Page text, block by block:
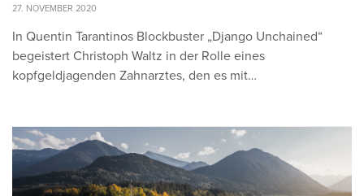
27. NOVEMBER 2020
In Quentin Tarantinos Blockbuster „Django Unchained“
begeistert Christoph Waltz in der Rolle eines
kopfgeldjagenden Zahnarztes, den es mit…